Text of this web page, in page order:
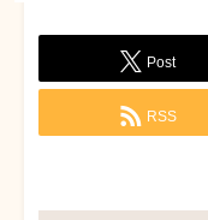
Post
RSS